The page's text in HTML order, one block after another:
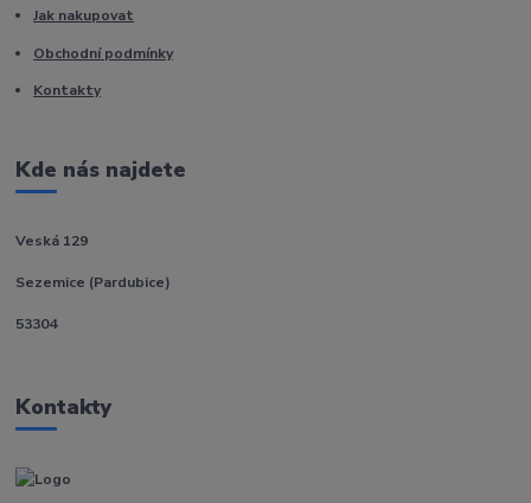
Jak nakupovat
Obchodní podmínky
Kontakty
Kde nás najdete
Veská 129
Sezemice (Pardubice)
53304
Kontakty